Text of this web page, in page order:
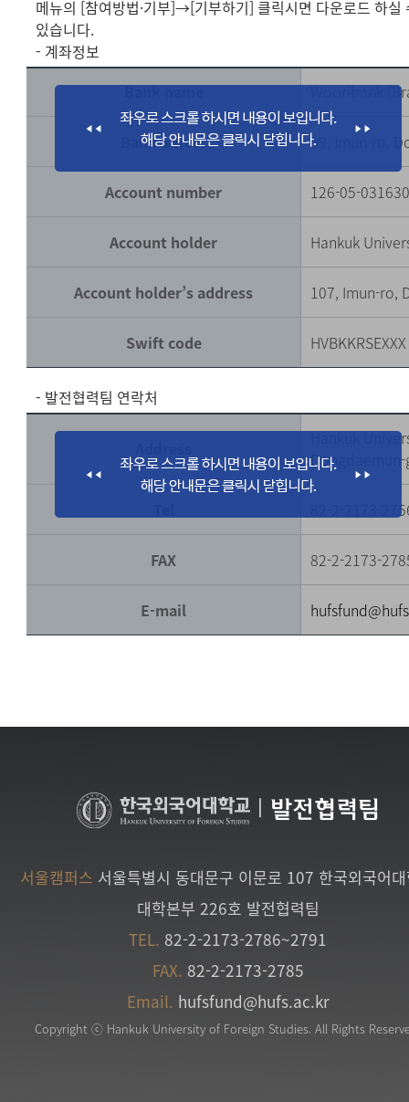
메뉴의 [참여방법·기부]→[기부하기] 클릭시면 다운로드 하실
있습니다.
- 계좌정보
Bank name
Wooribank
Bank adress 99, Imun-ro,
Account number 126-05-
Account holder Hankuk
Account holder’s address 107, Imun-ro,
Swift code HVBKKRSEXXX
- 발전협력팀 연락처
Hankuk
Dongdaemun-
82-2-2173-
FAX 82-2-2173-
E-mail
발전협력팀
서울캠퍼스 서울특별시 동대문구 이문로 107 한국외국어
대학본부 226호 발전협력팀
TEL. 82-2-2173-2786~2791
FAX. 82-2-2173-2785
Email. hufsfund@hufs.ac.kr
Copyright ⓒ Hankuk University of Foreign Studies. All Rights